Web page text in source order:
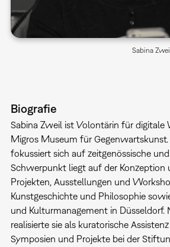
Sabina
Biografie
Sabina Zweil ist Volontärin für digitale
Migros Museum für Gegenwartskunst.
fokussiert sich auf zeitgenössische
Schwerpunkt liegt auf der Konzeption
Projekten, Ausstellungen und
Kunstgeschichte und Philosophie
und Kulturmanagement in Düsseldorf.
realisierte sie als kuratorische
Symposien und Projekte bei der